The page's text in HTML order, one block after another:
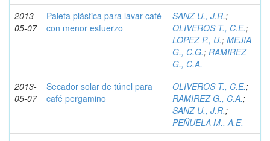
2013-
05-07
Paleta plástica para lavar café
con menor esfuerzo
SANZ U., J.R.;
OLIVEROS T., C.E.;
LOPEZ P., U.; MEJIA
G., C.G.; RAMIREZ
G., C.A.
2013-
05-07
Secador solar de túnel para
café pergamino
OLIVEROS T., C.E.;
RAMIREZ G., C.A.;
SANZ U., J.R.;
PEÑUELA M., A.E.